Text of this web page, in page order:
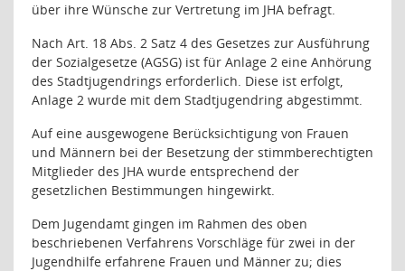
über ihre Wünsche zur Vertretung im JHA befragt.
Nach Art. 18 Abs. 2 Satz 4 des Gesetzes zur Ausführung
der Sozialgesetze (AGSG) ist für Anlage 2 eine Anhörung
des Stadtjugendrings erforderlich. Diese ist erfolgt,
Anlage 2 wurde mit dem Stadtjugendring abgestimmt.
Auf eine ausgewogene Berücksichtigung von Frauen
und Männern bei der Besetzung der stimmberechtigten
Mitglieder des JHA wurde entsprechend der
gesetzlichen Bestimmungen hingewirkt.
Dem Jugendamt gingen im Rahmen des oben
beschriebenen Verfahrens Vorschläge für zwei in der
Jugendhilfe erfahrene Frauen und Männer zu; dies